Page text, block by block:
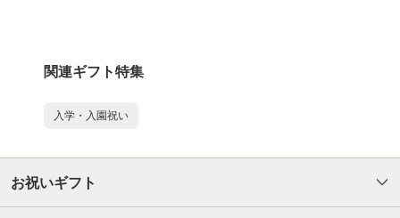
関連ギフト特集
入学・入園祝い
お祝いギフト